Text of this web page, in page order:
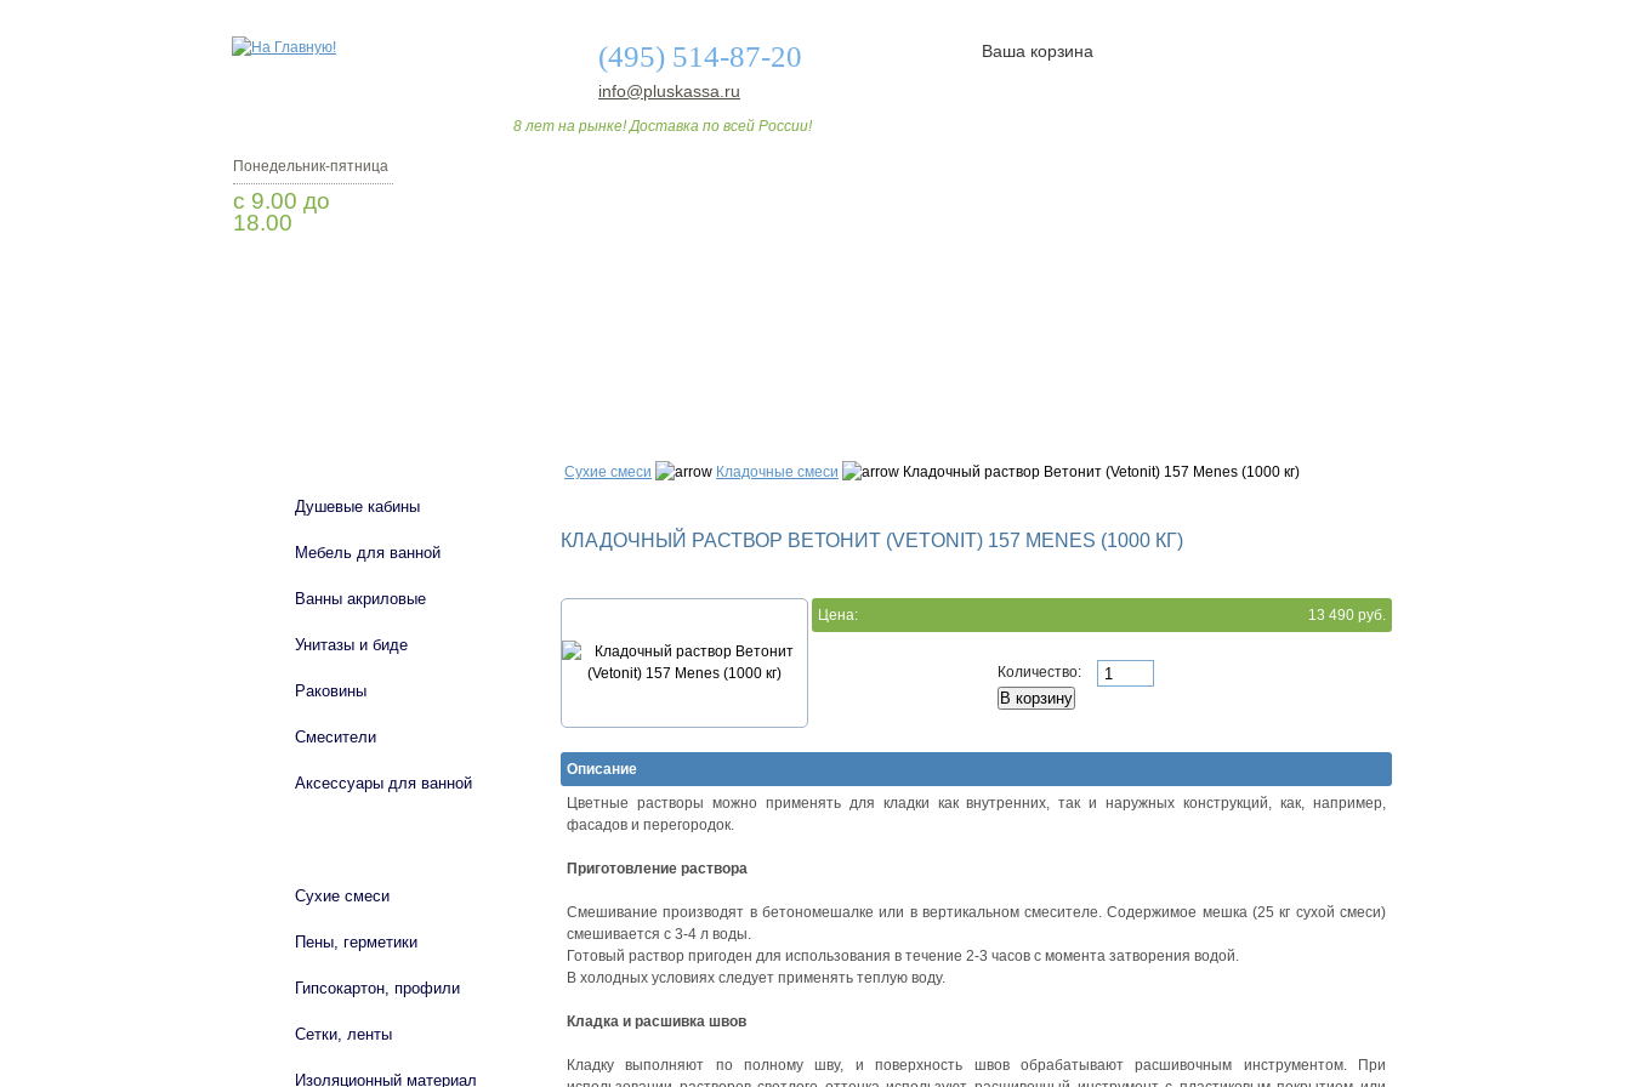
(495) 514-87-20
info@pluskassa.ru
8 лет на рынке! Доставка по всей России!
Ваша корзина
Понедельник-пятница
с 9.00 до
18.00
Сухие смеси Кладочные смеси Кладочный раствор Ветонит (Vetonit) 157 Menes (1000 кг)
КЛАДОЧНЫЙ РАСТВОР ВЕТОНИТ (VETONIT) 157 MENES (1000 КГ)
Цена: 13 490 руб.
Количество:
Описание
Цветные растворы можно применять для кладки как внутренних, так и наружных конструкций, как, например,
фасадов и перегородок.
Приготовление раствора
Смешивание производят в бетономешалке или в вертикальном смесителе. Содержимое мешка (25 кг сухой смеси)
смешивается с 3-4 л воды.
Готовый раствор пригоден для использования в течение 2-3 часов с момента затворения водой.
В холодных условиях следует применять теплую воду.
Кладка и расшивка швов
Кладку выполняют по полному шву, и поверхность швов обрабатывают расшивочным инструментом. При
Душевые кабины
Мебель для ванной
Ванны акриловые
Унитазы и биде
Раковины
Смесители
Аксессуары для ванной
Сухие смеси
Пены, герметики
Гипсокартон, профили
Сетки, ленты
Изоляционный материал